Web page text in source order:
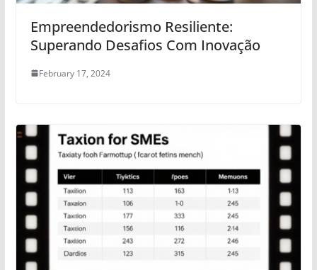
Empreendedorismo Resiliente:
Superando Desafios Com Inovação
February 17, 2024